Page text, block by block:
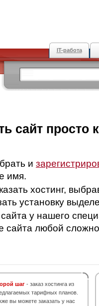
IT-работа
сайт просто
и
имя.
хостинг,
установку
сайта у нашего
сайта любой
шаг - заказ хостинга из
тарифных планов.
вы можете заказать у нас